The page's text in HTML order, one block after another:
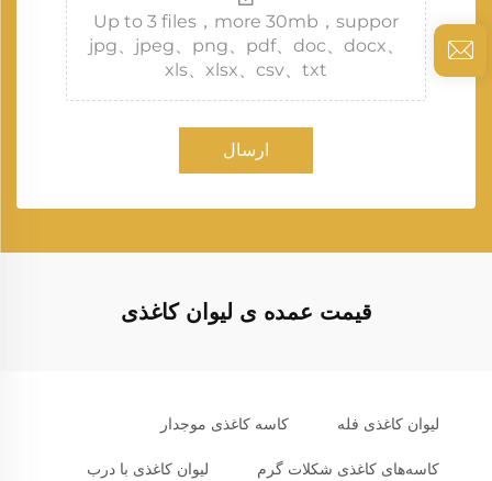
Up to 3 files，more 30mb，suppor
jpg、jpeg、png、pdf、doc、docx、
xls、xlsx、csv、txt
ارسال
قیمت عمده ی لیوان کاغذی
لیوان کاغذی فله کاسه کاغذی موجدار
کاسه‌های کاغذی شکلات گرم لیوان کاغذی با درب